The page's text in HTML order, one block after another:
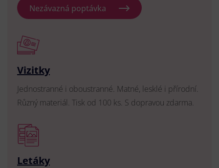
Nezávazná poptávka
Vizitky
Jednostranné i oboustranné. Matné, lesklé i přírodní.
Různý materiál. Tisk od 100 ks. S dopravou zdarma.
Letáky